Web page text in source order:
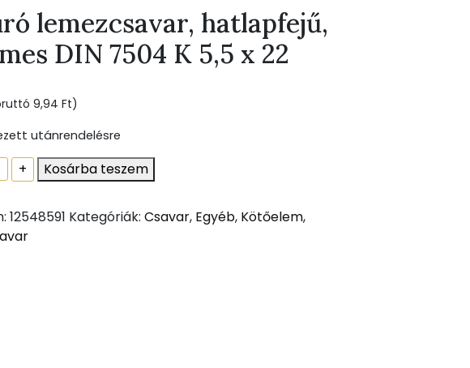
lemezcsavar, hatlapfejű,
DIN 7504 K 5,5 x 22
9,94 Ft)
utánrendelésre
+ Kosárba teszem
12548591 Kategóriák: Csavar, Egyéb, Kötőelem,